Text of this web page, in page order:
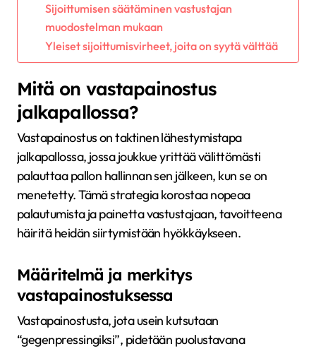
Sijoittumisen säätäminen vastustajan
muodostelman mukaan
Yleiset sijoittumisvirheet, joita on syytä välttää
Mitä on vastapainostus
jalkapallossa?
Vastapainostus on taktinen lähestymistapa
jalkapallossa, jossa joukkue yrittää välittömästi
palauttaa pallon hallinnan sen jälkeen, kun se on
menetetty. Tämä strategia korostaa nopeaa
palautumista ja painetta vastustajaan, tavoitteena
häiritä heidän siirtymistään hyökkäykseen.
Määritelmä ja merkitys
vastapainostuksessa
Vastapainostusta, jota usein kutsutaan
“gegenpressingiksi”, pidetään puolustavana